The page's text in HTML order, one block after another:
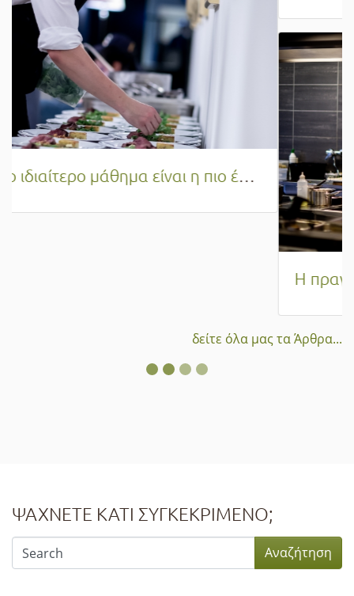
Η πραγματική αξία της εκπαίδευσης στη Μαγειρική και τη Ζαχαροπλαστική | Πέρα από το πτυχίο και μέσα στην κουζίνα!
δείτε όλα μας τα Άρθρα...
ΨΑΧΝΕΤΕ ΚΑΤΙ ΣΥΓΚΕΚΡΙΜΕΝΟ;